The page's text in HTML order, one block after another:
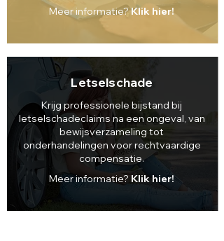
Meer informatie?Klik hier!
Letselschade
Krijg professionele bijstand bij
letselschadeclaims na een ongeval, van
bewijsverzameling tot
onderhandelingen voor rechtvaardige
compensatie.
Meer informatie?Klik hier!